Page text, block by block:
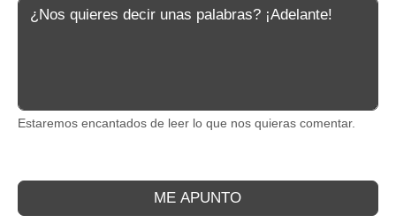
Estaremos encantados de leer lo que nos quieras comentar.
ME APUNTO